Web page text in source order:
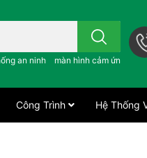
khiển giọng nói ;
an ninh màn hình cảm ứng
Công Trình Hệ Thống